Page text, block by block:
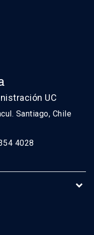
UC
Santiago, Chile
4028